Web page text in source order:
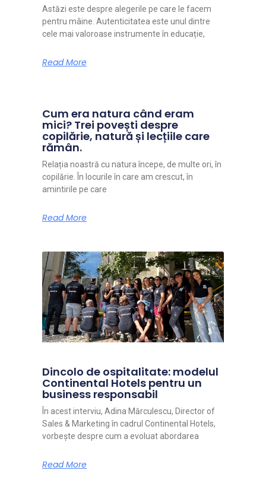
Astăzi este despre alegerile pe care le facem
pentru mâine. Autenticitatea este unul dintre
cele mai valoroase instrumente în educație,
Read More
Cum era natura când eram
mici? Trei povești despre
copilărie, natură și lecțiile care
rămân.
Relația noastră cu natura începe, de multe ori, în
copilărie. În locurile în care am crescut, în
amintirile pe care
Read More
Dincolo de ospitalitate: modelul
Continental Hotels pentru un
business responsabil
În acest interviu, Adina Mărculescu, Director of
Sales & Marketing în cadrul Continental Hotels,
vorbește despre cum a evoluat abordarea
Read More